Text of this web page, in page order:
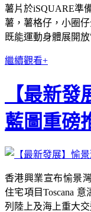
薯片於iSQUARE準
薯，薯格仔，小圈
既能運動身體展開
繼續觀看+
【最新
藍圖重磅
香港興業宣布愉景
住宅項目Toscana
列陸上及海上重大